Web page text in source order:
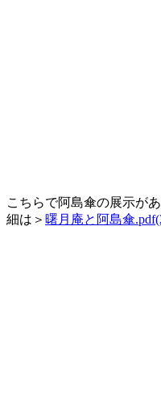
こちらで阿島傘の展示が
細は＞ 曙月庵と阿島傘